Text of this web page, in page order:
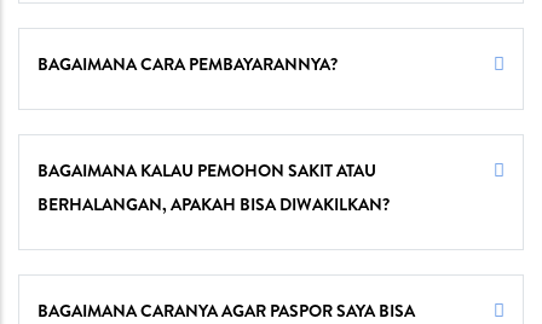
BAGAIMANA CARA PEMBAYARANNYA?
BAGAIMANA KALAU PEMOHON SAKIT ATAU
BERHALANGAN, APAKAH BISA DIWAKILKAN?
BAGAIMANA CARANYA AGAR PASPOR SAYA BISA